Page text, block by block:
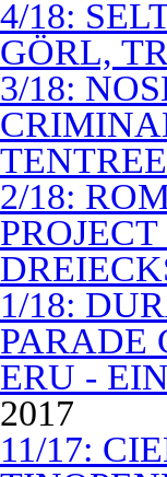
4/18:
GÖRL,
3/18:
2/18:
1/18:
PARADE
ERU -
2017
11/17: